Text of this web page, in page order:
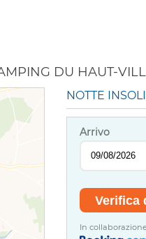
DU HAUT-
NOTTE
Arrivo
In